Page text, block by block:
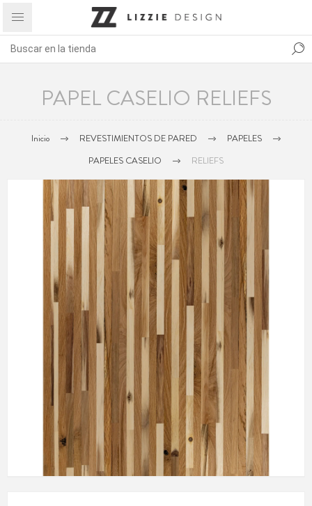
PAPEL CASELIO RELIEFS
Inicio REVESTIMIENTOS DE PARED
PAPELES
PAPELES CASELIO
RELIEFS